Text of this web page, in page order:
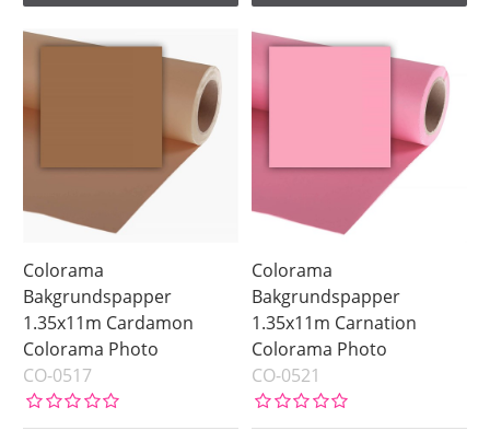
Colorama
Bakgrundspapper
1.35x11m Cardamon
Colorama Photo
CO-0517
Colorama
Bakgrundspapper
1.35x11m Carnation
Colorama Photo
CO-0521